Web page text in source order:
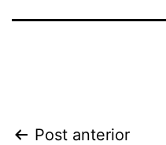
Post anterior